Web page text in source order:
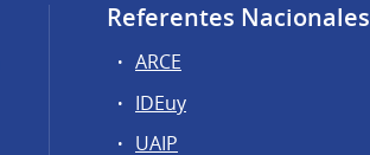
Referentes Nacionales
ARCE
IDEuy
UAIP